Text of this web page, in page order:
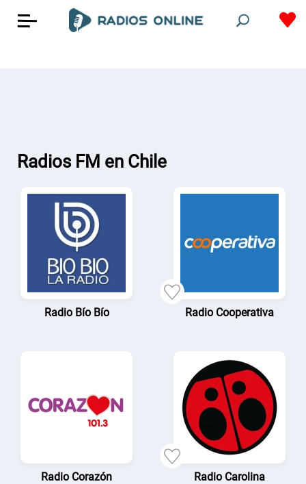
Radios FM en Chile
Radio Bío Bío Radio Cooperativa
Radio Corazón Radio Carolina